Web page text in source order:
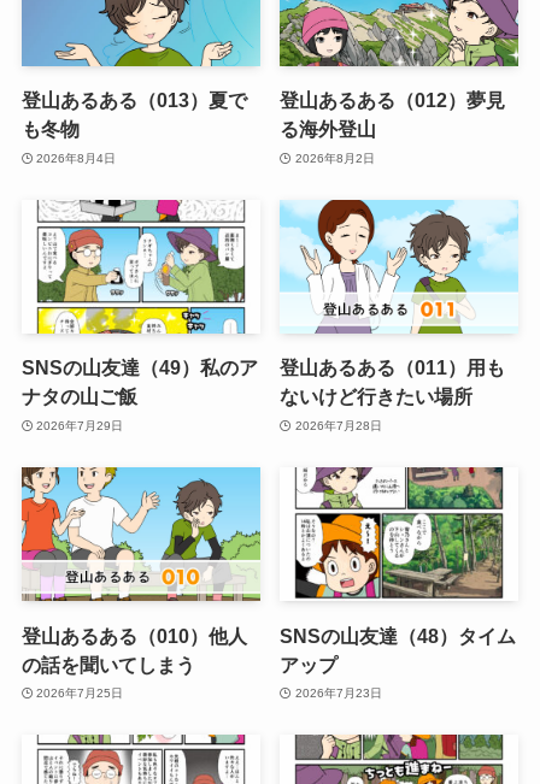
登山あるある（013）夏で
も冬物
2026年8月4日
登山あるある（012）夢見
る海外登山
2026年8月2日
SNSの山友達（49）私のア
ナタの山ご飯
2026年7月29日
登山あるある（011）用も
ないけど行きたい場所
2026年7月28日
登山あるある（010）他人
の話を聞いてしまう
2026年7月25日
SNSの山友達（48）タイム
アップ
2026年7月23日